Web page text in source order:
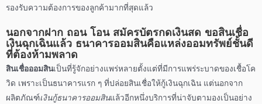
รองรับความต้องการของลูกค้ามากที่สุดแล้ว
นอกจากฝาก ถอน โอน สมัครบัตรกดเงินสด ขอสินเชื่อ
เงินฉุกเฉินแล้ว ธนาคารออมสินคือแหล่งออมทรัพย์ชั้นดี
ที่ต้องห้ามพลาด
สินเชื่อออมสินเป็นที่รู้จักอย่างแพร่หลายตั้งแต่ที่มีการแพร่ระบาดของเชื้อโค
วิด เพราะเป็นธนาคารแรก ๆ ที่ปล่อยสินเชื่อให้กู้เงินฉุกเฉิน แต่นอกจาก
ผลิตภัณฑ์เงินกู้ธนาคารออมสินแล้วอีกหนึ่งบริการที่น่าจับตามองเป็นอย่าง